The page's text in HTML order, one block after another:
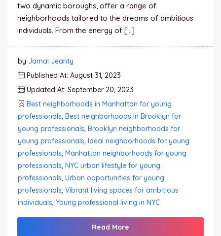
two dynamic boroughs, offer a range of
neighborhoods tailored to the dreams of ambitious
individuals. From the energy of […]
by Jamal Jeanty
Published At: August 31, 2023
Updated At: September 20, 2023
Best neighborhoods in Manhattan for young
professionals, Best neighborhoods in Brooklyn for
young professionals, Brooklyn neighborhoods for
young professionals, Ideal neighborhoods for young
professionals, Manhattan neighborhoods for young
professionals, NYC urban lifestyle for young
professionals, Urban opportunities for young
professionals, Vibrant living spaces for ambitious
individuals, Young professional living in NYC
Read More